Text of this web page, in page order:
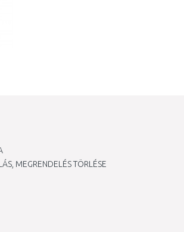
MEGRENDELÉS TÖRLÉSE